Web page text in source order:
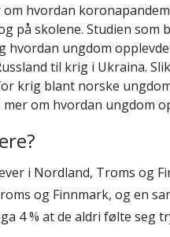
hvordan
på skolene. Studien som
hvordan ungdom
til krig i Ukraina.
krig blant norske
mer om hvordan ungdom
i Nordland, Troms og
og Finnmark, og en
4 % at de aldri følte seg